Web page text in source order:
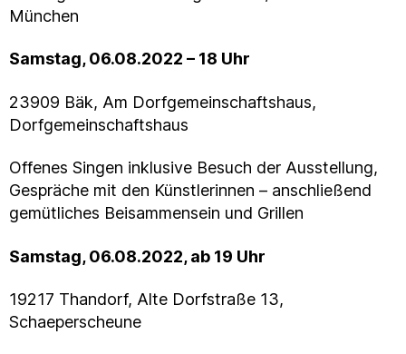
München
Samstag, 06.08.2022 – 18 Uhr
23909 Bäk, Am Dorfgemeinschaftshaus,
Dorfgemeinschaftshaus
Offenes Singen inklusive Besuch der Ausstellung,
Gespräche mit den Künstlerinnen – anschließend
gemütliches Beisammensein und Grillen
Samstag, 06.08.2022, ab 19 Uhr
19217 Thandorf, Alte Dorfstraße 13,
Schaeperscheune